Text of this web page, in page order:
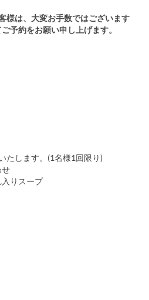
様は、大変お手数ではございます
予約をお願い申し上げます。
たします。(1名様1回限り)
りスープ